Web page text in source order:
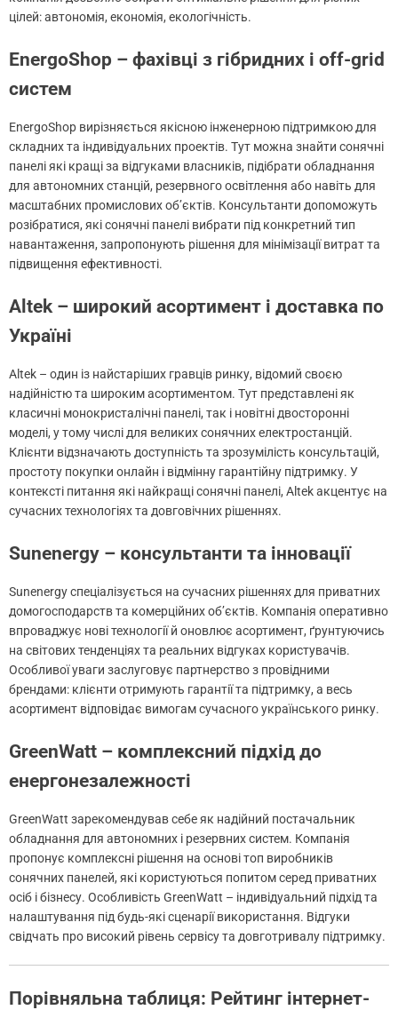
цілей: автономія, економія, екологічність.
EnergoShop – фахівці з гібридних і off-grid
систем
EnergoShop вирізняється якісною інженерною підтримкою для
складних та індивідуальних проектів. Тут можна знайти сонячні
панелі які кращі за відгуками власників, підібрати обладнання
для автономних станцій, резервного освітлення або навіть для
масштабних промислових об’єктів. Консультанти допоможуть
розібратися, які сонячні панелі вибрати під конкретний тип
навантаження, запропонують рішення для мінімізації витрат та
підвищення ефективності.
Аltek – широкий асортимент і доставка по
Україні
Altek – один із найстаріших гравців ринку, відомий своєю
надійністю та широким асортиментом. Тут представлені як
класичні монокристалічні панелі, так і новітні двосторонні
моделі, у тому числі для великих сонячних електростанцій.
Клієнти відзначають доступність та зрозумілість консультацій,
простоту покупки онлайн і відмінну гарантійну підтримку. У
контексті питання які найкращі сонячні панелі, Altek акцентує на
сучасних технологіях та довговічних рішеннях.
Sunenergy – консультанти та інновації
Sunenergy спеціалізується на сучасних рішеннях для приватних
домогосподарств та комерційних об’єктів. Компанія оперативно
впроваджує нові технології й оновлює асортимент, ґрунтуючись
на світових тенденціях та реальних відгуках користувачів.
Особливої уваги заслуговує партнерство з провідними
брендами: клієнти отримують гарантії та підтримку, а весь
асортимент відповідає вимогам сучасного українського ринку.
GreenWatt – комплексний підхід до
енергонезалежності
GreenWatt зарекомендував себе як надійний постачальник
обладнання для автономних і резервних систем. Компанія
пропонує комплексні рішення на основі топ виробників
сонячних панелей, які користуються попитом серед приватних
осіб і бізнесу. Особливість GreenWatt – індивідуальний підхід та
налаштування під будь-які сценарії використання. Відгуки
свідчать про високий рівень сервісу та довготривалу підтримку.
Порівняльна таблиця: Рейтинг інтернет-